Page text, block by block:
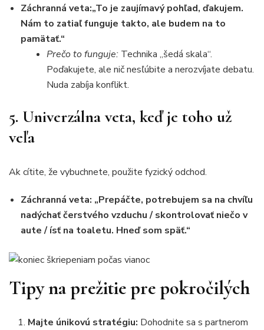
Záchranná veta:„To je zaujímavý pohľad, ďakujem.
Nám to zatiaľ funguje takto, ale budem na to
pamätať.“
Prečo to funguje: Technika „šedá skala“.
Poďakujete, ale nič nesľúbite a nerozvíjate debatu.
Nuda zabíja konflikt.
5. Univerzálna veta, keď je toho už
veľa
Ak cítite, že vybuchnete, použite fyzický odchod.
Záchranná veta: „Prepáčte, potrebujem sa na chvíľu
nadýchať čerstvého vzduchu / skontrolovať niečo v
aute / ísť na toaletu. Hneď som späť.“
Tipy na prežitie pre pokročilých
Majte únikovú stratégiu: Dohodnite sa s partnerom